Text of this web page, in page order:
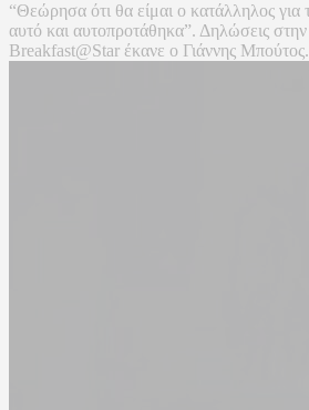
“Θεώρησα ότι θα είμαι ο κατάλληλος για
αυτό και αυτοπροτάθηκα”. Δηλώσεις
Breakfast@Star έκανε ο Γιάννης